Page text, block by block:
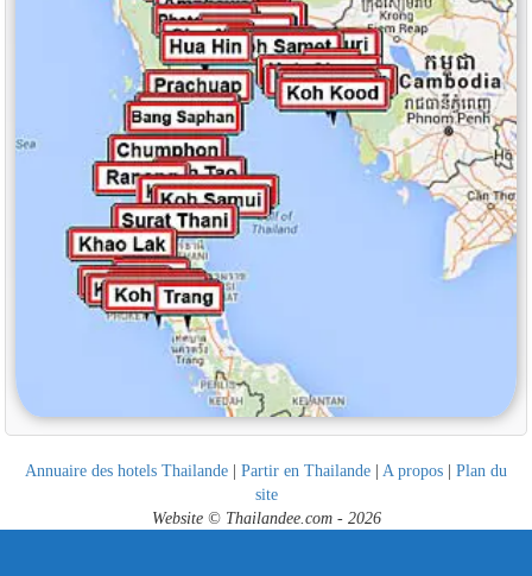
Annuaire des hotels Thailande | Partir en Thailande | A propos | Plan du
site
Website © Thailandee.com - 2026